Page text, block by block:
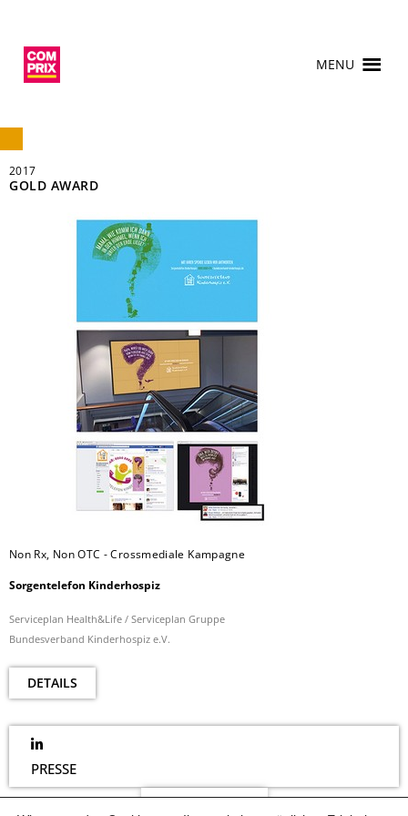
MENU
2017
GOLD AWARD
Non Rx, Non OTC - Crossmediale Kampagne
Sorgentelefon Kinderhospiz
Serviceplan Health&Life / Serviceplan Gruppe
Bundesverband Kinderhospiz e.V.
DETAILS
PRESSE